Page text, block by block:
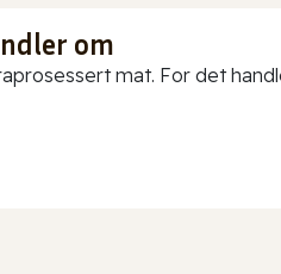
om
mat. For det